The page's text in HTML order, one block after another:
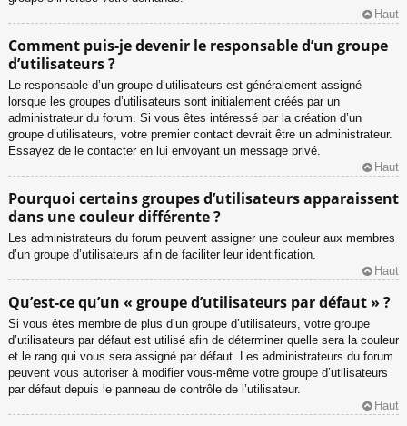
Haut
Comment puis-je devenir le responsable d’un groupe
d’utilisateurs ?
Le responsable d’un groupe d’utilisateurs est généralement assigné
lorsque les groupes d’utilisateurs sont initialement créés par un
administrateur du forum. Si vous êtes intéressé par la création d’un
groupe d’utilisateurs, votre premier contact devrait être un administrateur.
Essayez de le contacter en lui envoyant un message privé.
Haut
Pourquoi certains groupes d’utilisateurs apparaissent
dans une couleur différente ?
Les administrateurs du forum peuvent assigner une couleur aux membres
d’un groupe d’utilisateurs afin de faciliter leur identification.
Haut
Qu’est-ce qu’un « groupe d’utilisateurs par défaut » ?
Si vous êtes membre de plus d’un groupe d’utilisateurs, votre groupe
d’utilisateurs par défaut est utilisé afin de déterminer quelle sera la couleur
et le rang qui vous sera assigné par défaut. Les administrateurs du forum
peuvent vous autoriser à modifier vous-même votre groupe d’utilisateurs
par défaut depuis le panneau de contrôle de l’utilisateur.
Haut